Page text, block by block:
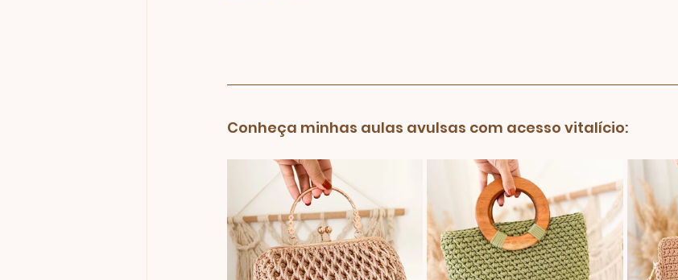
Conheça minhas aulas avulsas com acesso vitalício: